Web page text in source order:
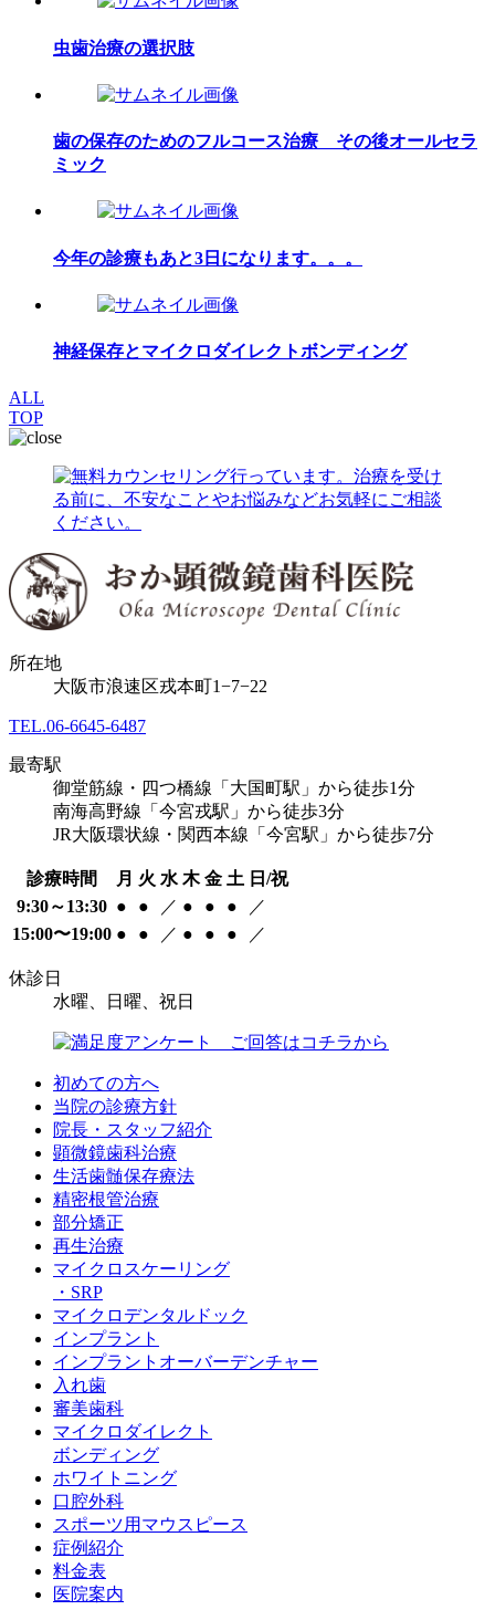
虫歯治療の選択肢
歯の保存のためのフルコース治療 その後オールセラ
ミック
今年の診療もあと3日になります。。。
神経保存とマイクロダイレクトボンディング
ALL
TOP
所在地
大阪市浪速区戎本町1−7−22
TEL.06-6645-6487
最寄駅
御堂筋線・四つ橋線「大国町駅」から徒歩1分
南海高野線「今宮戎駅」から徒歩3分
JR大阪環状線・関西本線「今宮駅」から徒歩7分
診療時間 月 火 水 木 金 土 日/祝
9:30～13:30 ● ● ／ ● ● ●
／
15:00〜19:00 ● ● ／ ● ● ● ／
休診日
水曜、日曜、祝日
初めての方へ
当院の診療方針
院長・スタッフ紹介
顕微鏡歯科治療
生活歯髄保存療法
精密根管治療
部分矯正
再生治療
マイクロスケーリング
・SRP
マイクロデンタルドック
インプラント
インプラントオーバーデンチャー
入れ歯
審美歯科
マイクロダイレクト
ボンディング
ホワイトニング
口腔外科
スポーツ用マウスピース
症例紹介
料金表
医院案内